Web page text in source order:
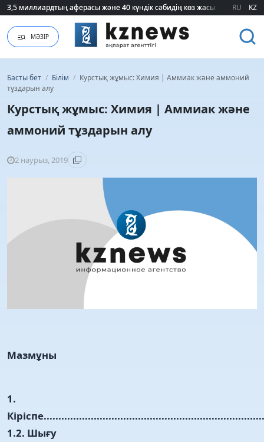
3,5 миллиардтың аферасы және 40 күндік сәбидің көз жасы:
3,5 миллиардтың аферасы және 40 күндік сәбидің көз жасы: RU KZ
МӘЗІР
Басты бет / Білім / Курстық жұмыс: Химия | Аммиак және аммоний
тұздарын алу
Курстық жұмыс: Химия | Аммиак және
аммоний тұздарын алу
2 наурыз, 2019
Мазмұны
1.
1.2. Шығу